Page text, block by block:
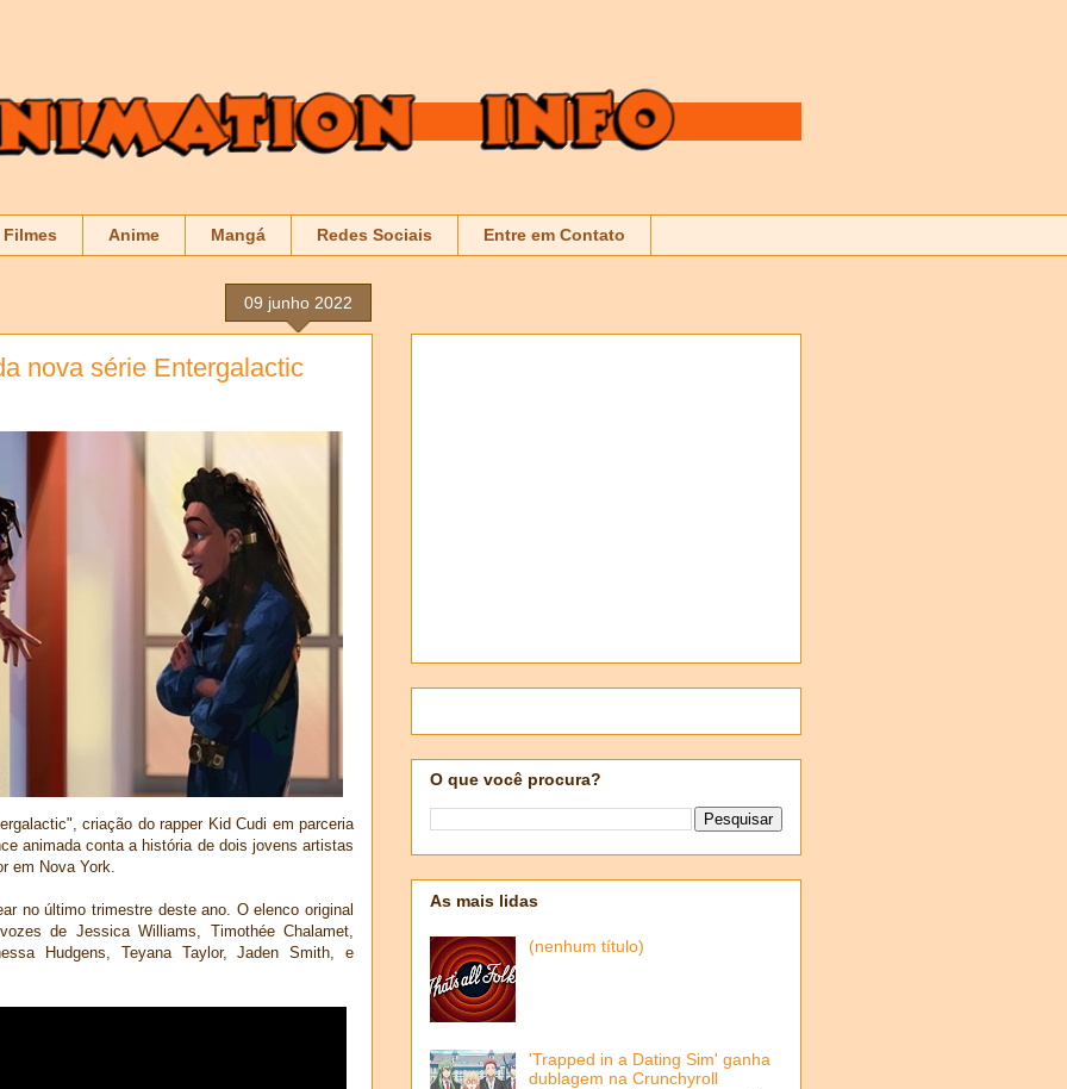
Filmes Anime Mangá Redes Sociais Entre em Contato
09 junho 2022
nova série Entergalactic
criação do rapper Kid Cudi em parceria
animada conta a história de dois jovens artistas
em Nova York.
no último trimestre deste ano. O elenco original
de Jessica Williams, Timothée Chalamet,
Hudgens, Teyana Taylor, Jaden Smith, e
O que você procura?
As mais lidas
(nenhum título)
'Trapped in a Dating Sim' ganha
dublagem na Crunchyroll